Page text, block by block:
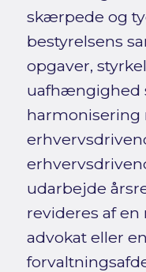
skærpede og
bestyrelsens
opgaver,
uafhængighed
harmonisering
udarbejde
revideres af
advokat eller